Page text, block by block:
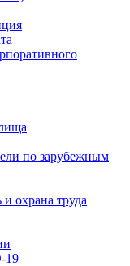
по зарубежным
охрана труда